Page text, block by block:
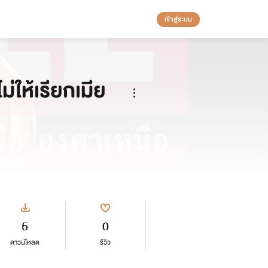
เข้าสู่ระบบ
ห้เรียกเมีย
5
ดาวน์โหลด
0
รีวิว